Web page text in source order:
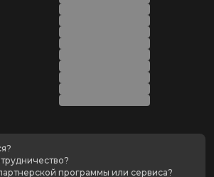
программы или сервиса?